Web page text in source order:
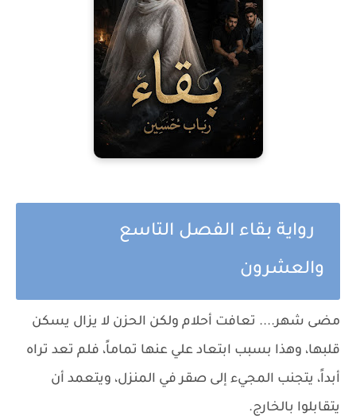
رواية بقاء الفصل التاسع
والعشرون
مضى شهر.... تعافت أحلام ولكن الحزن لا يزال يسكن
قلبها، وهذا بسبب ابتعاد علي عنها تماماً، فلم تعد تراه
أبداً، يتجنب المجيء إلى صقر في المنزل، ويتعمد أن
يتقابلوا بالخارج.